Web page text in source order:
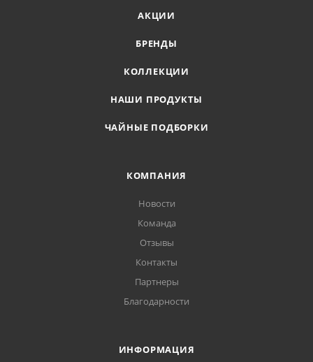
АКЦИИ
БРЕНДЫ
КОЛЛЕКЦИИ
НАШИ ПРОДУКТЫ
ЧАЙНЫЕ ПОДБОРКИ
КОМПАНИЯ
Новости
Команда
Отзывы
Контакты
Партнеры
Благодарности
ИНФОРМАЦИЯ